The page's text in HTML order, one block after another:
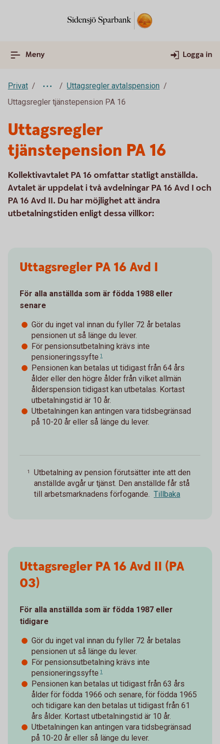
Meny Logga in
Privat
Uttagsregler avtalspension
Uttagsregler tjänstepension PA 16
Uttagsregler
tjänstepension PA 16
Kollektivavtalet PA 16 omfattar statligt anställda.
Avtalet är uppdelat i två avdelningar PA 16 Avd I och
PA 16 Avd II. Du har möjlighet att ändra
utbetalningstiden enligt dessa villkor:
Uttagsregler PA 16 Avd I
För alla anställda som är födda 1988 eller
senare
Gör du inget val innan du fyller 72 år betalas
pensionen ut så länge du lever.
För pensionsutbetalning krävs inte
pensioneringssyfte 1
Pensionen kan betalas ut tidigast från 64 års
ålder eller den högre ålder från vilket allmän
ålderspension tidigast kan utbetalas. Kortast
utbetalningstid är 10 år.
Utbetalningen kan antingen vara tidsbegränsad
på 10-20 år eller så länge du lever.
1
Utbetalning av pension förutsätter inte att den
anställde avgår ur tjänst. Den anställde får stå
till arbetsmarknadens förfogande. Tillbaka
Uttagsregler PA 16 Avd II (PA
03)
För alla anställda som är födda 1987 eller
tidigare
Gör du inget val innan du fyller 72 år betalas
pensionen ut så länge du lever.
För pensionsutbetalning krävs inte
pensioneringssyfte 1
Pensionen kan betalas ut tidigast från 63 års
ålder för födda 1966 och senare, för födda 1965
och tidigare kan den betalas ut tidigast från 61
års ålder. Kortast utbetalningstid är 10 år.
Utbetalningen kan antingen vara tidsbegränsad
på 10-20 år eller så länge du lever.